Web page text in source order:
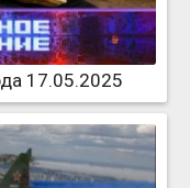
17.05.2025